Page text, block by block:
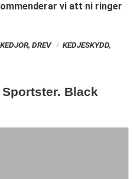
vi att ni ringer
DREV
KEDJESKYDD,
Black